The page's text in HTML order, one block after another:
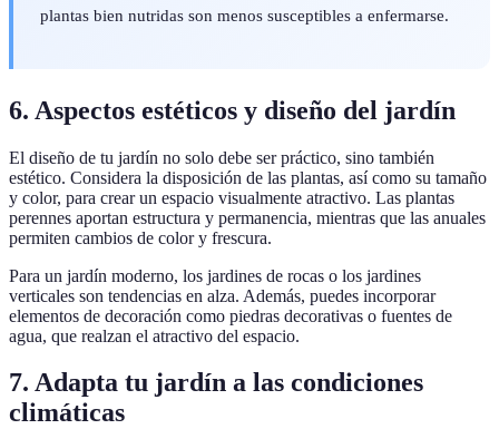
plantas bien nutridas son menos susceptibles a enfermarse.
6. Aspectos estéticos y diseño del jardín
El diseño de tu jardín no solo debe ser práctico, sino también
estético. Considera la disposición de las plantas, así como su tamaño
y color, para crear un espacio visualmente atractivo. Las plantas
perennes aportan estructura y permanencia, mientras que las anuales
permiten cambios de color y frescura.
Para un jardín moderno, los jardines de rocas o los jardines
verticales son tendencias en alza. Además, puedes incorporar
elementos de decoración como piedras decorativas o fuentes de
agua, que realzan el atractivo del espacio.
7. Adapta tu jardín a las condiciones
climáticas